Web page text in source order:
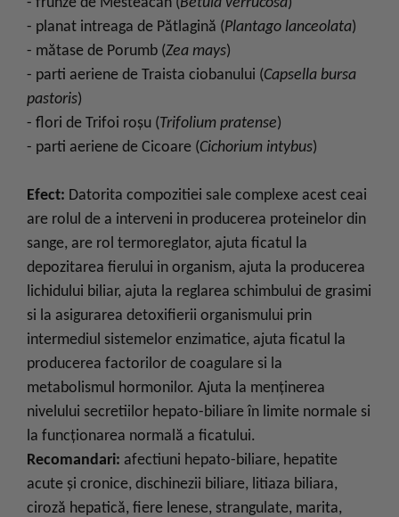
- planat intreaga de Pătlagină (Plantago lanceolata)
- mătase de Porumb (Zea mays)
- parti aeriene de Traista ciobanului (Capsella bursa
pastoris)
- flori de Trifoi roşu (Trifolium pratense)
- parti aeriene de Cicoare (Cichorium intybus)
Efect: Datorita compozitiei sale complexe acest ceai
are rolul de a interveni in producerea proteinelor din
sange, are rol termoreglator, ajuta ficatul la
depozitarea fierului in organism, ajuta la producerea
lichidului biliar, ajuta la reglarea schimbului de grasimi
si la asigurarea detoxifierii organismului prin
intermediul sistemelor enzimatice, ajuta ficatul la
producerea factorilor de coagulare si la
metabolismul hormonilor. Ajuta la menţinerea
nivelului secretiilor hepato-biliare în limite normale si
la funcționarea normală a ficatului.
Recomandari: afectiuni hepato-biliare, hepatite
acute și cronice, dischinezii biliare, litiaza biliara,
ciroză hepatică, fiere lenese, strangulate, marita,